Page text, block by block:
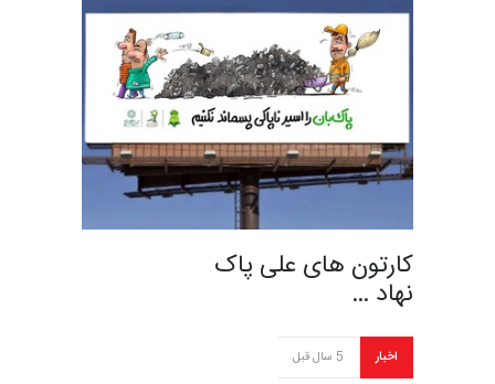
کارتون های علی پاک
نهاد …
اخبار 5 سال قبل